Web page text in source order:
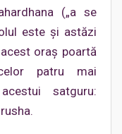
(„a se
este şi astăzi
oraş poartă
patru mai
satguru: